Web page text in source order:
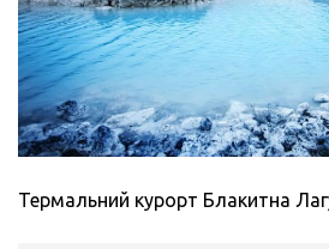
Термальний курорт Блакитна